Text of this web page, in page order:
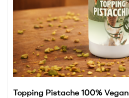
Topping Pistache 100% Vegan